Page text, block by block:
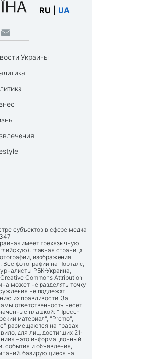
RU UA
Украины
субъектов в сфере медиа
имеет трехязычную
главная страница
изображения
Все фотографии на Портале,
РБК-Украина,
Commons Attribution
может не разделять точку
не подлежат
их правдивости. За
ответственность несет
плашкой: "Пресс-
материал", "Promo",
размещаются на правах
для лиц, достигших 21-
– это информационный
события и объявления,
базирующиеся на